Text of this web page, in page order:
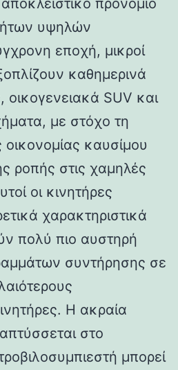
υψηλών
εποχή, μικροί
καθημερινά
οικογενειακά SUV και
με στόχο τη
οικονομίας καυσίμου
ροπής στις χαμηλές
οι κινητήρες
χαρακτηριστικά
πολύ πιο αυστηρή
συντήρησης σε
Η ακραία
στο
μπορεί